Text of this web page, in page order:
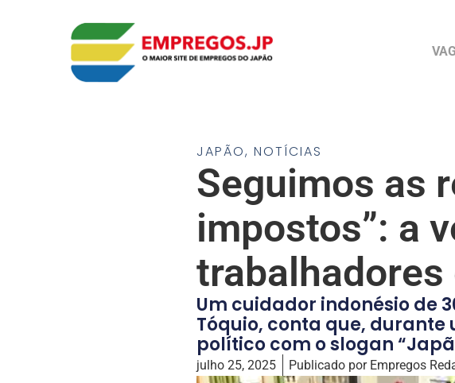
JAPÃO, NOTÍCIAS
Seguimos as
impostos”: a
Um cuidador indonésio de
Tóquio, conta que, durante
político com o slogan
julho 25, 2025 Publicado porEmpregos